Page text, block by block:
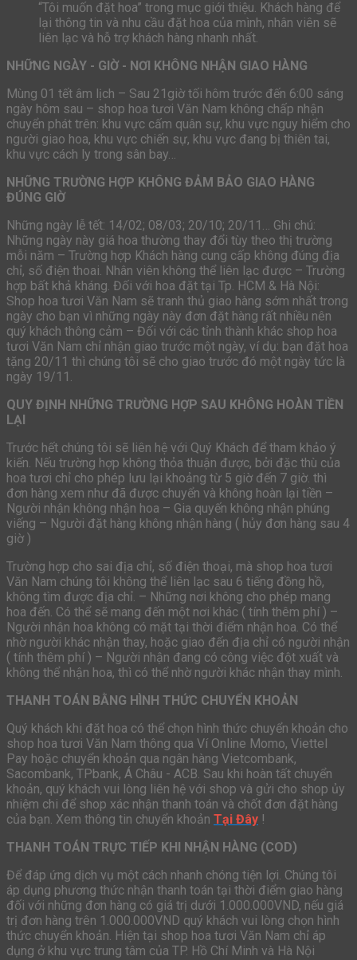
“Tôi muốn đặt hoa” trong mục giới thiệu. Khách hàng để
lại thông tin và nhu cầu đặt hoa của mình, nhân viên sẽ
liên lạc và hỗ trợ khách hàng nhanh nhất.
NHỮNG NGÀY - GIỜ - NƠI KHÔNG NHẬN GIAO HÀNG
Mùng 01 tết âm lịch – Sau 21giờ tối hôm trước đến 6:00 sáng
ngày hôm sau – shop hoa tươi Văn Nam không chấp nhận
chuyển phát trên: khu vực cấm quân sự, khu vực nguy hiểm cho
người giao hoa, khu vực chiến sự, khu vực đang bị thiên tai,
khu vực cách ly trong sân bay…
NHỮNG TRƯỜNG HỢP KHÔNG ĐẢM BẢO GIAO HÀNG
ĐÚNG GIỜ
Những ngày lễ tết: 14/02; 08/03; 20/10; 20/11… Ghi chú:
Những ngày này giá hoa thường thay đổi tùy theo thị trường
mỗi năm – Trường hợp Khách hàng cung cấp không đúng địa
chỉ, số điện thoai. Nhân viên không thể liên lạc được – Trường
hợp bất khả kháng. Đối với hoa đặt tại Tp. HCM & Hà Nội:
Shop hoa tươi Văn Nam sẽ tranh thủ giao hàng sớm nhất trong
ngày cho bạn vì những ngày này đơn đặt hàng rất nhiều nên
quý khách thông cảm – Đối với các tỉnh thành khác shop hoa
tươi Văn Nam chỉ nhận giao trước một ngày, ví dụ: bạn đặt hoa
tặng 20/11 thì chúng tôi sẽ cho giao trước đó một ngày tức là
ngày 19/11.
QUY ĐỊNH NHỮNG TRƯỜNG HỢP SAU KHÔNG HOÀN TIỀN
LẠI
Trước hết chúng tôi sẽ liên hệ với Quý Khách để tham khảo ý
kiến. Nếu trường hợp không thỏa thuận được, bởi đặc thù của
hoa tươi chỉ cho phép lưu lại khoảng từ 5 giờ đến 7 giờ. thì
đơn hàng xem như đã được chuyển và không hoàn lại tiền –
Người nhận không nhận hoa – Gia quyến không nhận phúng
viếng – Người đặt hàng không nhận hàng ( hủy đơn hàng sau 4
giờ )
Trường hợp cho sai địa chỉ, số điện thoại, mà shop hoa tươi
Văn Nam chúng tôi không thể liên lạc sau 6 tiếng đồng hồ,
không tìm được địa chỉ. – Những nơi không cho phép mang
hoa đến. Có thể sẽ mang đến một nơi khác ( tính thêm phí ) –
Người nhận hoa không có mặt tại thời điểm nhận hoa. Có thể
nhờ người khác nhận thay, hoặc giao đến địa chỉ có người nhận
( tính thêm phí ) – Người nhận đang có công việc đột xuất và
không thể nhận hoa, thì có thể nhờ người khác nhận thay mình.
THANH TOÁN BẰNG HÌNH THỨC CHUYỂN KHOẢN
Quý khách khi đặt hoa có thể chọn hình thức chuyển khoản cho
shop hoa tươi Văn Nam thông qua Ví Online Momo, Viettel
Pay hoặc chuyển khoản qua ngân hàng Vietcombank,
Sacombank, TPbank, Á Châu - ACB. Sau khi hoàn tất chuyển
khoản, quý khách vui lòng liên hệ với shop và gửi cho shop ủy
nhiệm chi để shop xác nhận thanh toán và chốt đơn đặt hàng
của bạn. Xem thông tin chuyển khoản Tại Đây !
THANH TOÁN TRỰC TIẾP KHI NHẬN HÀNG (COD)
Để đáp ứng dịch vụ một cách nhanh chóng tiện lợi. Chúng tôi
áp dụng phương thức nhận thanh toán tại thời điểm giao hàng
đối với những đơn hàng có giá trị dưới 1.000.000VND, nếu giá
trị đơn hàng trên 1.000.000VND quý khách vui lòng chọn hình
thức chuyển khoản. Hiện tại shop hoa tươi Văn Nam chỉ áp
dụng ở khu vực trung tâm của TP. Hồ Chí Minh và Hà Nội